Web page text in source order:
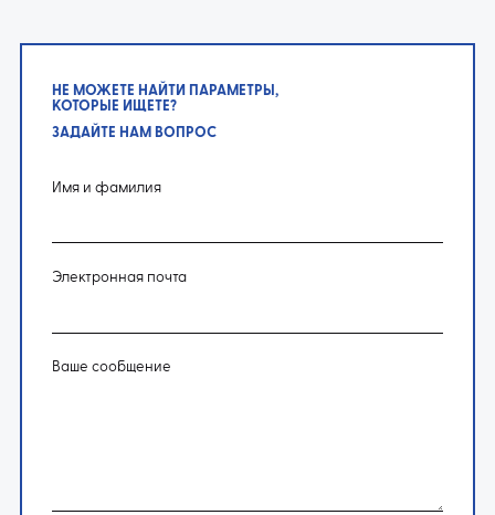
НЕ МОЖЕТЕ НАЙТИ ПАРАМЕТРЫ,
КОТОРЫЕ ИЩЕТЕ?
ЗАДАЙТЕ НАМ ВОПРОС
Имя и фамилия
Электронная почта
Ваше сообщение